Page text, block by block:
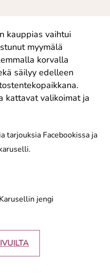
kauppias vaihtui
myymälä
korvalla
säilyy edelleen
kattavat valikoimat ja
tarjouksia Facebookissa ja
jengi